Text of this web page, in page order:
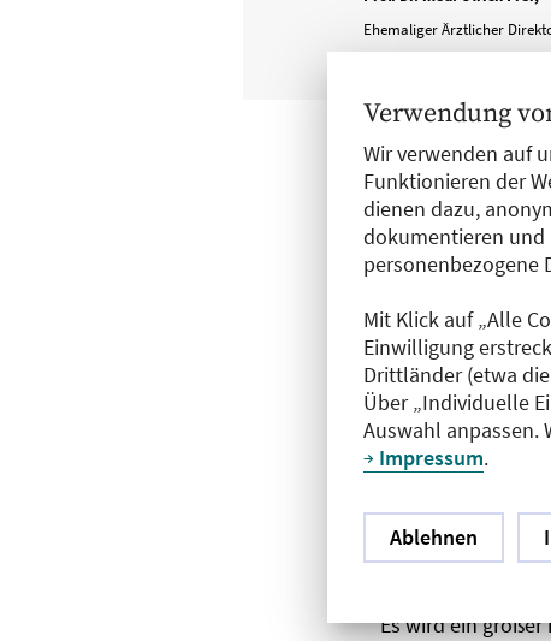
Verwendung
Wir verwenden auf
Funktionieren der
dienen dazu,
dokumentieren und
personenbezogene
Mit Klick auf „Alle
Einwilligung
Drittländer (etwa
Über „Individuelle
Auswahl anpassen.
Impressum.
Ablehnen
Ehemaliger Ärztlicher
Diese Zahlen
Trotz einer
Zustimmung in
Spendeausweis
Deutschland
Länder haben
verboten, ebenso
anderen Ländern
Kreislauf-Tod.
demokratische,
Handeln diese
Es wird ein